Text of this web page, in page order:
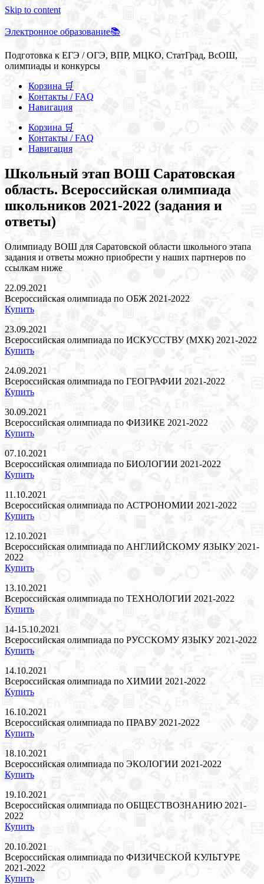
Skip to content
Электронное образование📚
Подготовка к ЕГЭ / ОГЭ, ВПР, МЦКО, СтатГрад, ВсОШ,
олимпиады и конкурсы
Корзина 🛒
Контакты / FAQ
Навигация
Корзина 🛒
Контакты / FAQ
Навигация
Школьный этап ВОШ Саратовская
область. Всероссийская олимпиада
школьников 2021-2022 (задания и
ответы)
Олимпиаду ВОШ для Саратовской области школьного этапа
задания и ответы можно приобрести у наших партнеров по
ссылкам ниже
22.09.2021
Всероссийская олимпиада по ОБЖ 2021-2022
Купить
23.09.2021
Всероссийская олимпиада по ИСКУССТВУ (МХК) 2021-2022
Купить
24.09.2021
Всероссийская олимпиада по ГЕОГРАФИИ 2021-2022
Купить
30.09.2021
Всероссийская олимпиада по ФИЗИКЕ 2021-2022
Купить
07.10.2021
Всероссийская олимпиада по БИОЛОГИИ 2021-2022
Купить
11.10.2021
Всероссийская олимпиада по АСТРОНОМИИ 2021-2022
Купить
12.10.2021
Всероссийская олимпиада по АНГЛИЙСКОМУ ЯЗЫКУ 2021-
2022
Купить
13.10.2021
Всероссийская олимпиада по ТЕХНОЛОГИИ 2021-2022
Купить
14-15.10.2021
Всероссийская олимпиада по РУССКОМУ ЯЗЫКУ 2021-2022
Купить
14.10.2021
Всероссийская олимпиада по ХИМИИ 2021-2022
Купить
16.10.2021
Всероссийская олимпиада по ПРАВУ 2021-2022
Купить
18.10.2021
Всероссийская олимпиада по ЭКОЛОГИИ 2021-2022
Купить
19.10.2021
Всероссийская олимпиада по ОБЩЕСТВОЗНАНИЮ 2021-
2022
Купить
20.10.2021
Всероссийская олимпиада по ФИЗИЧЕСКОЙ КУЛЬТУРЕ
2021-2022
Купить